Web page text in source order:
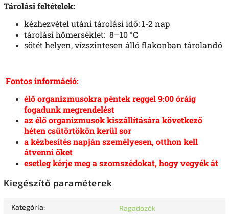
Tárolási feltételek:
kézhezvétel utáni tárolási idő: 1-2 nap
tárolási hőmerséklet: 8–10 °C
sötét helyen, vízszintesen álló flakonban tárolandó
Fontos információ:
élő organizmusokra péntek reggel 9:00 óráig
fogadunk megrendelést
az élő organizmusok kiszállítására következő
héten csütörtökön kerül sor
a kézbesítés napján személyesen, otthon kell
átvenni őket
esetleg kérje meg a szomszédokat, hogy vegyék át
Kiegészítő paraméterek
Kategória: Ragadozók